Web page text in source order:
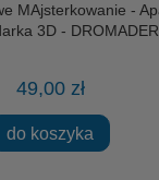
MAjsterkowanie -
3D - DROMADER
49,00 zł
do koszyka